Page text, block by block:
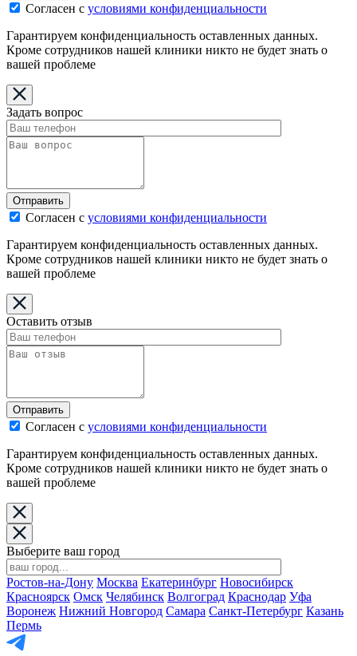
Согласен с условиями конфиденциальности
Гарантируем конфиденциальность оставленных данных.
Кроме сотрудников нашей клиники никто не будет знать о
вашей проблеме
Задать вопрос
Отправить
Согласен с условиями конфиденциальности
Гарантируем конфиденциальность оставленных данных.
Кроме сотрудников нашей клиники никто не будет знать о
вашей проблеме
Оставить отзыв
Отправить
Согласен с условиями конфиденциальности
Гарантируем конфиденциальность оставленных данных.
Кроме сотрудников нашей клиники никто не будет знать о
вашей проблеме
Выберите ваш город
Ростов-на-Дону Москва Екатеринбург Новосибирск
Красноярск Омск Челябинск Волгоград Краснодар Уфа
Воронеж Нижний Новгород Самара Санкт-Петербург Казань
Пермь